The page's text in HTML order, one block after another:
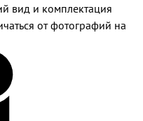
вид и комплектация
от фотографий на